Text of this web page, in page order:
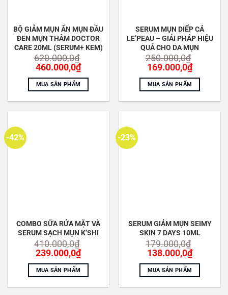
BỘ GIẢM MỤN ẨN MỤN ĐẦU
ĐEN MỤN THÂM DOCTOR
CARE 20ML (SERUM+ KEM)
620.000,0₫
Giá
gốc
là:
620.000,0₫.
460.000,0₫Giá
hiện
là:
460.000,0₫.
MUA SẢN PHẨM
SERUM MỤN DIẾP CÁ
LE’PEAU – GIẢI PHÁP HIỆU
QUẢ CHO DA MỤN
250.000,0₫
Giá
gốc
là:
250.000,0₫.
169.000,0₫Giá
hiện
là:
MUA SẢN PHẨM
-42%
COMBO SỮA RỬA MẶT VÀ
SERUM SẠCH MỤN K’SHI
410.000,0₫
Giá
gốc
là:
410.000,0₫.
239.000,0₫Giá
hiện
là:
239.000,0₫.
MUA SẢN PHẨM
-23%
SERUM GIẢM MỤN SEIMY
SKIN 7 DAYS 10ML
179.000,0₫
Giá
gốc
là:
179.000,0₫.
138.000,0₫Giá
hiện
là:
MUA SẢN PHẨM